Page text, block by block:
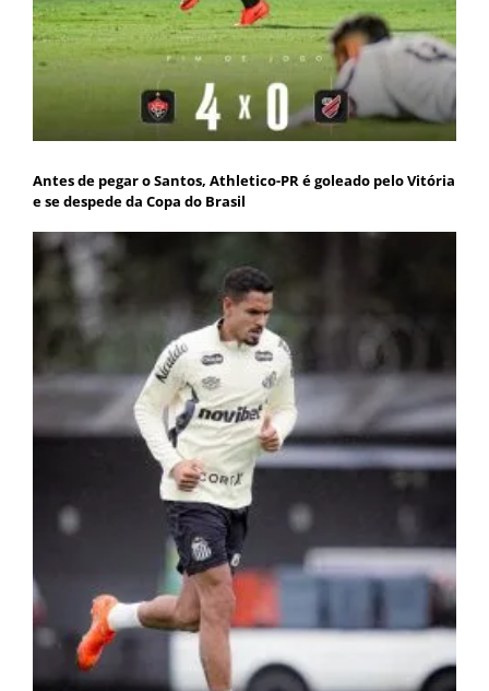
Antes de pegar o Santos, Athletico-PR é goleado pelo Vitória
e se despede da Copa do Brasil